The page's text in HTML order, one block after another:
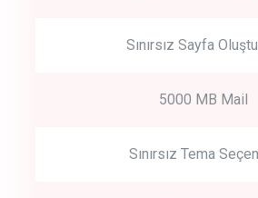
Sınırsız Sayfa
5000 MB Mail
Sınırsız Tema